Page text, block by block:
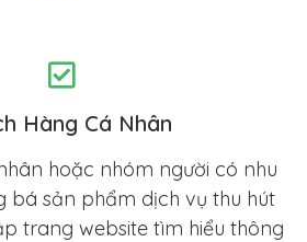
Hàng Cá Nhân
hoặc nhóm người có nhu
bá sản phẩm dịch vụ thu hút
trang website tìm hiểu thông